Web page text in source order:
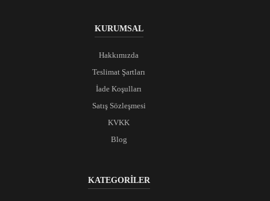
KURUMSAL
Hakkımızda
Teslimat Şartları
İade Koşulları
Satış Sözleşmesi
KVKK
Blog
KATEGORİLER